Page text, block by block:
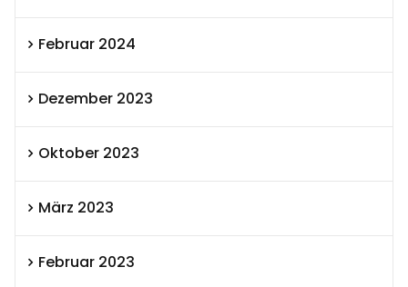
Februar 2024
Dezember 2023
Oktober 2023
März 2023
Februar 2023